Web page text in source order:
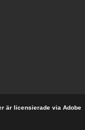
är licensierade via Adobe